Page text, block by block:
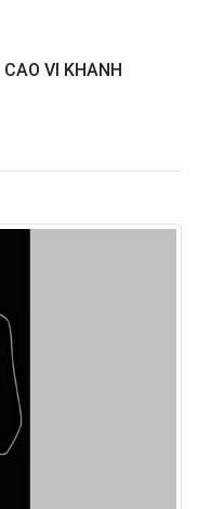
CAO VI KHANH